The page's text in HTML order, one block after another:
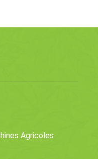
Agricoles